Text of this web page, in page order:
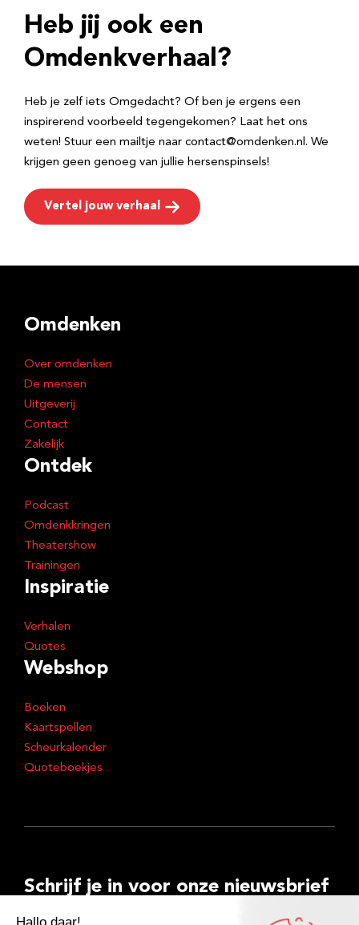
r
e
Heb jij ook een
Omdenkverhaal?
Heb je zelf iets Omgedacht? Of ben je ergens een
inspirerend voorbeeld tegengekomen? Laat het ons
weten! Stuur een mailtje naar contact@omdenken.nl. We
krijgen geen genoeg van jullie hersenspinsels!
Vertel jouw verhaal
Omdenken
Over omdenken
De mensen
Uitgeverij
Contact
Zakelijk
Ontdek
Podcast
Omdenkkringen
Theatershow
Trainingen
Inspiratie
Verhalen
Quotes
Webshop
Boeken
Kaartspellen
Scheurkalender
Quoteboekjes
Schrijf je in voor onze nieuwsbrief